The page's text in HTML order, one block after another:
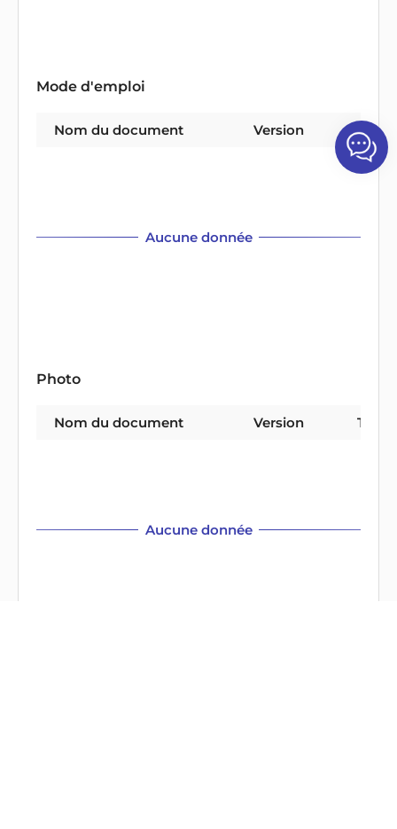
Mode d'emploi
Nom du document Version Type
Aucune donnée
Photo
Nom du document Version Type
Aucune donnée